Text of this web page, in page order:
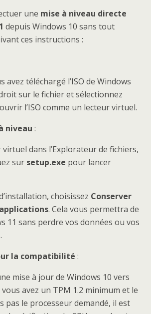
une mise à niveau directe
depuis Windows 10 sans tout
ces instructions :
avez téléchargé l’ISO de Windows
sur le fichier et sélectionnez
l’ISO comme un lecteur virtuel.
niveau :
dans l’Explorateur de fichiers,
sur setup.exe pour lancer
choisissez Conserver
. Cela vous permettra de
11 sans perdre vos données ou vos
la compatibilité :
mise à jour de Windows 10 vers
avez un TPM 1.2 minimum et le
pas le processeur demandé, il est